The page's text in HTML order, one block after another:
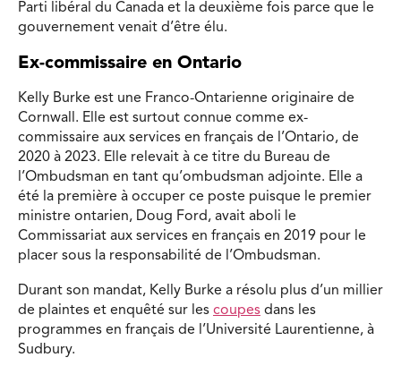
Parti libéral du Canada et la deuxième fois parce que le
gouvernement venait d’être élu.
Ex-commissaire en Ontario
Kelly Burke est une Franco-Ontarienne originaire de
Cornwall. Elle est surtout connue comme ex-
commissaire aux services en français de l’Ontario, de
2020 à 2023. Elle relevait à ce titre du Bureau de
l’Ombudsman en tant qu’ombudsman adjointe. Elle a
été la première à occuper ce poste puisque le premier
ministre ontarien, Doug Ford, avait aboli le
Commissariat aux services en français en 2019 pour le
placer sous la responsabilité de l’Ombudsman.
Durant son mandat, Kelly Burke a résolu plus d’un millier
de plaintes et enquêté sur les coupes dans les
programmes en français de l’Université Laurentienne, à
Sudbury.